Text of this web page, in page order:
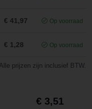
€ 41,97 Op voorraad
€ 1,28 Op voorraad
prijzen zijn inclusief BTW.
€ 3,51